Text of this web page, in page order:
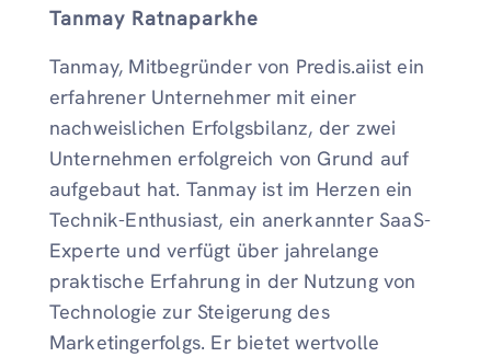
Tanmay Ratnaparkhe
Tanmay, Mitbegründer von Predis.aiist ein
erfahrener Unternehmer mit einer
nachweislichen Erfolgsbilanz, der zwei
Unternehmen erfolgreich von Grund auf
aufgebaut hat. Tanmay ist im Herzen ein
Technik-Enthusiast, ein anerkannter SaaS-
Experte und verfügt über jahrelange
praktische Erfahrung in der Nutzung von
Technologie zur Steigerung des
Marketingerfolgs. Er bietet wertvolle